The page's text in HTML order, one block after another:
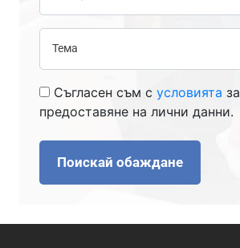
Съгласен съм с условията за
предоставяне на лични данни.
Поискай обаждане